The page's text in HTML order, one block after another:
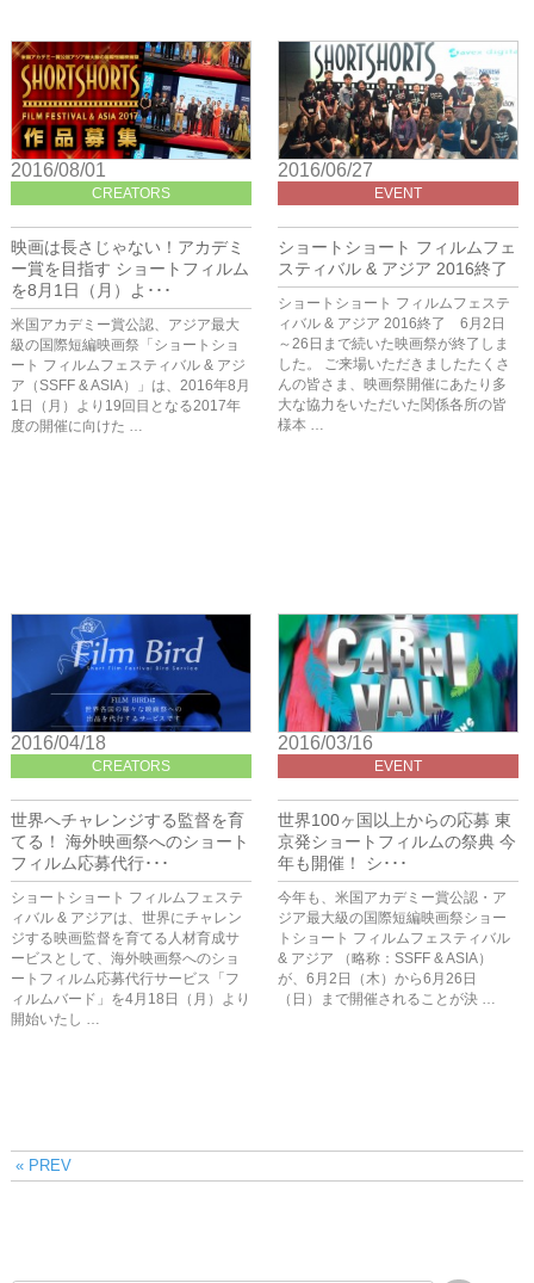
2016/08/01
CREATORS
映画は長さじゃない！アカデミ
ー賞を目指す ショートフィルム
を8月1日（月）よ･･･
米国アカデミー賞公認、アジア最大
級の国際短編映画祭「ショートショ
ート フィルムフェスティバル & アジ
ア（SSFF & ASIA）」は、2016年8月
1日（月）より19回目となる2017年
度の開催に向けた …
2016/06/27
EVENT
ショートショート フィルムフェ
スティバル & アジア 2016終了
ショートショート フィルムフェステ
ィバル & アジア 2016終了 6月2日
～26日まで続いた映画祭が終了しま
した。 ご来場いただきましたたくさ
んの皆さま、映画祭開催にあたり多
大な協力をいただいた関係各所の皆
様本 …
2016/04/18
CREATORS
世界へチャレンジする監督を育
てる！ 海外映画祭へのショート
フィルム応募代行･･･
ショートショート フィルムフェステ
ィバル & アジアは、世界にチャレン
ジする映画監督を育てる人材育成サ
ービスとして、海外映画祭へのショ
ートフィルム応募代行サービス「フ
ィルムバード」を4月18日（月）より
開始いたし …
2016/03/16
EVENT
世界100ヶ国以上からの応募 東
京発ショートフィルムの祭典 今
年も開催！ シ･･･
今年も、米国アカデミー賞公認・ア
ジア最大級の国際短編映画祭ショー
トショート フィルムフェスティバル
& アジア （略称：SSFF & ASIA）
が、6月2日（木）から6月26日
（日）まで開催されることが決 …
« PREV